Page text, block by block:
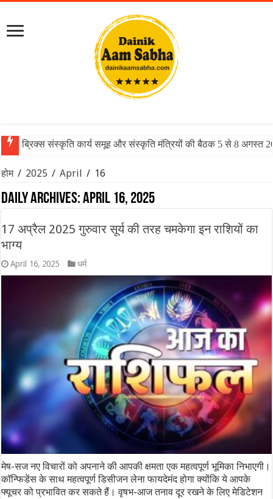
ब्रिक्स संस्कृति कार्य समूह और संस्कृति मंत्रियों की बैठक 5 से 8 अगस्त
अक्षय कुमार और रवीना टंडन का रीयूनियन बना वेलकम टू द जंगल की
होम / 2025 / April / 16
Daily Archives:April 16, 2025
17 अप्रैल 2025 गुरुवार सूर्य की तरह चमकेगा इन राशियों का
भाग्य
April 16, 2025 धर्म
मेष-सज नए विचारों को अपनाने की आपकी क्षमता एक महत्वपूर्ण भूमिका निभाएगी।
कॉन्फिडेंस के साथ महत्वपूर्ण डिसीजन लेना फायदेमंद होगा क्योंकि ये आपके
फ्यूचर को प्रभावित कर सकते हैं। वृषभ-आज तनाव दूर रखने के लिए मेडिटेशन